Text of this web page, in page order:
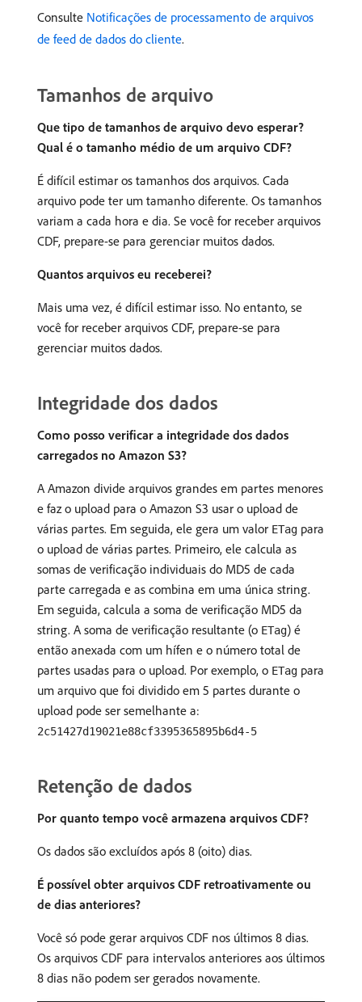
Consulte Notificações de processamento de arquivos
de feed de dados do cliente.
Tamanhos de arquivo
Que tipo de tamanhos de arquivo devo esperar?
Qual é o tamanho médio de um arquivo CDF?
É difícil estimar os tamanhos dos arquivos. Cada
arquivo pode ter um tamanho diferente. Os tamanhos
variam a cada hora e dia. Se você for receber arquivos
CDF, prepare-se para gerenciar muitos dados.
Quantos arquivos eu receberei?
Mais uma vez, é difícil estimar isso. No entanto, se
você for receber arquivos CDF, prepare-se para
gerenciar muitos dados.
Integridade dos dados
Como posso verificar a integridade dos dados
carregados no Amazon S3?
A Amazon divide arquivos grandes em partes menores
e faz o upload para o Amazon S3 usar o upload de
várias partes. Em seguida, ele gera um valor ETag para
o upload de várias partes. Primeiro, ele calcula as
somas de verificação individuais do MD5 de cada
parte carregada e as combina em uma única string.
Em seguida, calcula a soma de verificação MD5 da
string. A soma de verificação resultante (o ETag) é
então anexada com um hífen e o número total de
partes usadas para o upload. Por exemplo, o ETag para
um arquivo que foi dividido em 5 partes durante o
upload pode ser semelhante a:
2c51427d19021e88cf3395365895b6d4-5
Retenção de dados
Por quanto tempo você armazena arquivos CDF?
Os dados são excluídos após 8 (oito) dias.
É possível obter arquivos CDF retroativamente ou
de dias anteriores?
Você só pode gerar arquivos CDF nos últimos 8 dias.
Os arquivos CDF para intervalos anteriores aos últimos
8 dias não podem ser gerados novamente.